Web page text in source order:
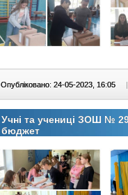
Опубліковано: 24-05-2023, 16:05 |
Учні та учениці ЗОШ №
бюджет